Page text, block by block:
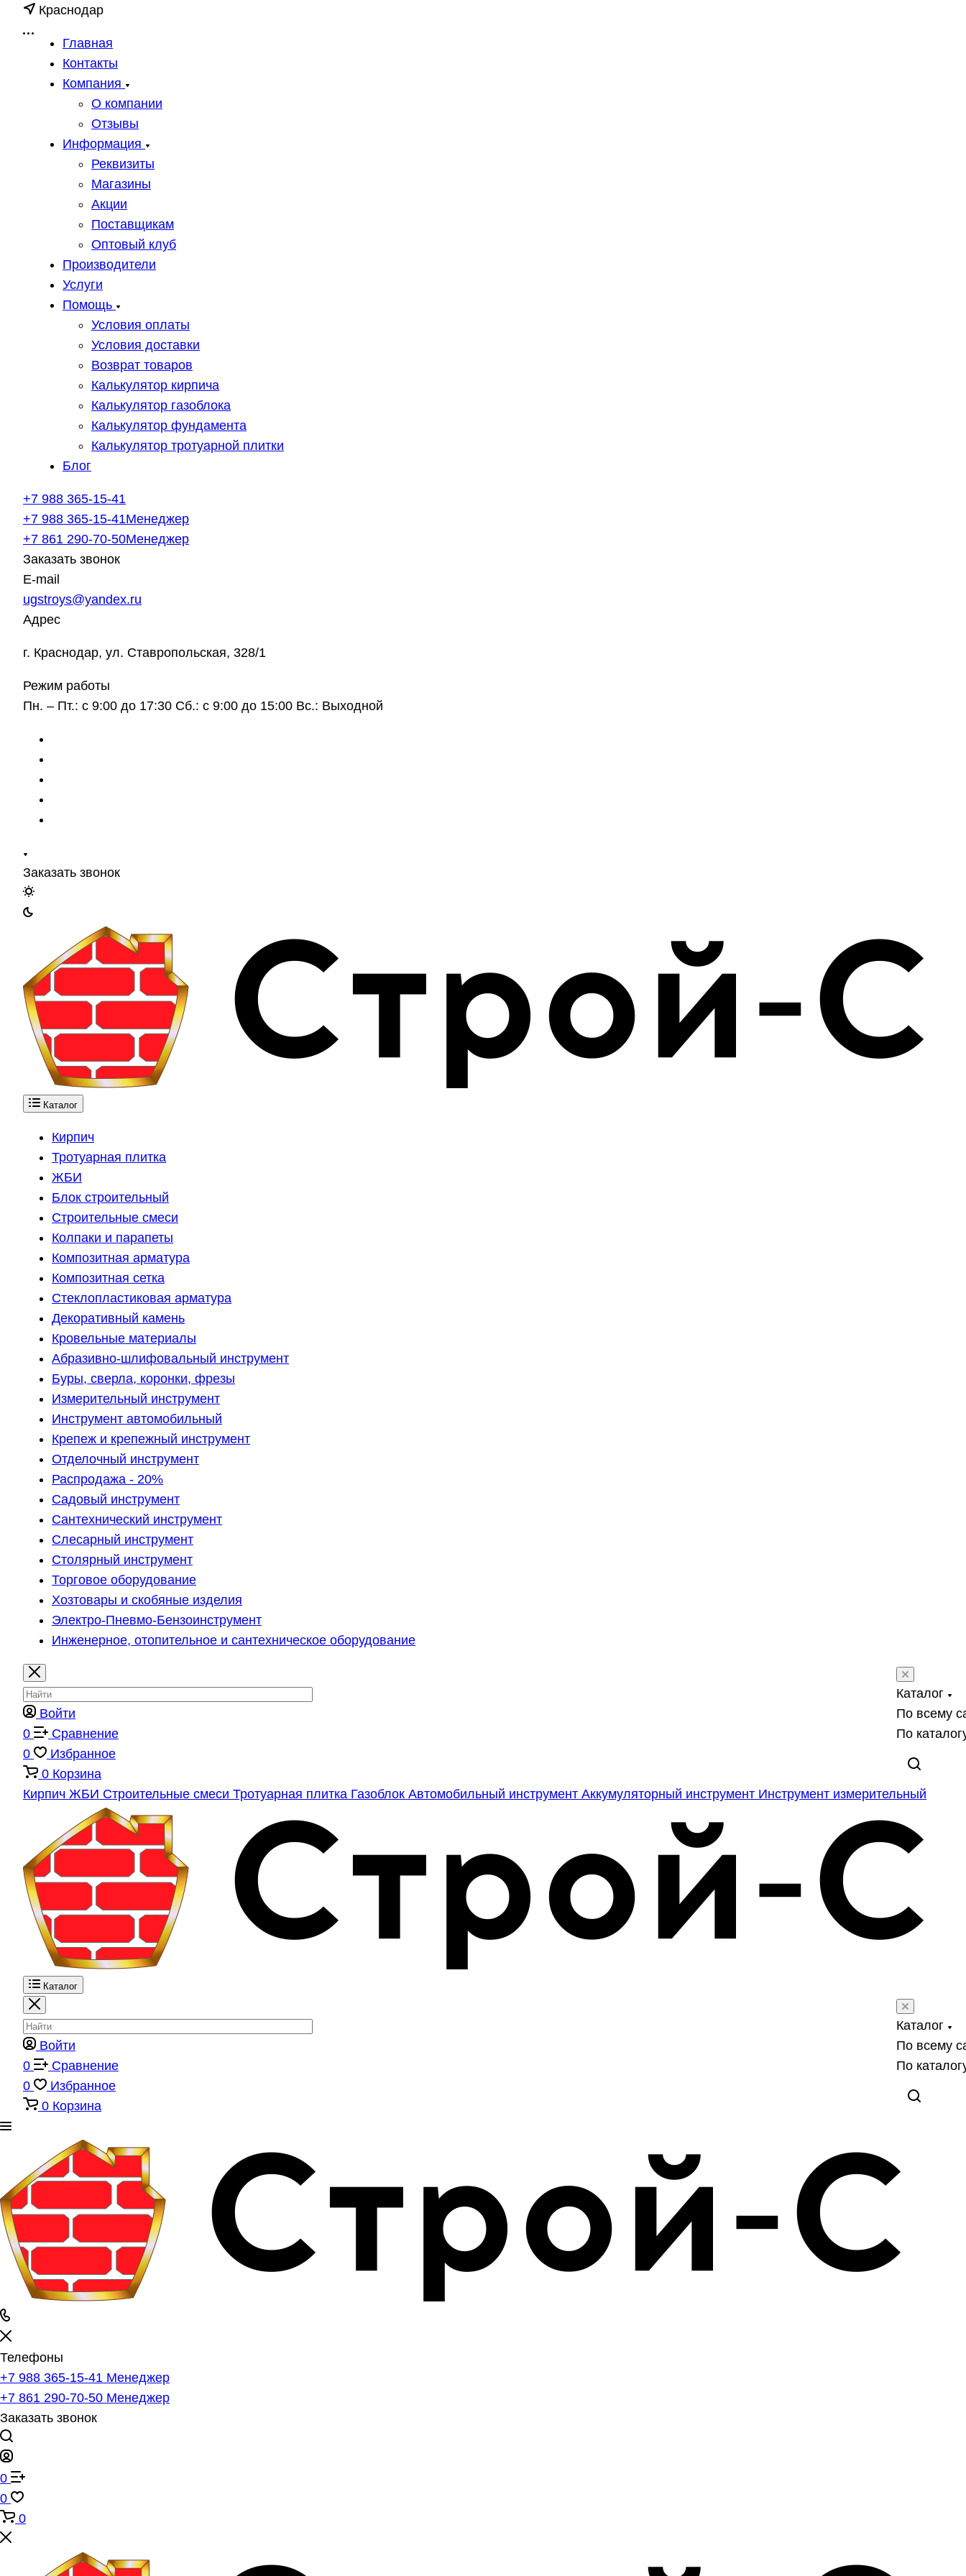
Краснодар
Главная
Контакты
Компания
О компании
Отзывы
Информация
Реквизиты
Магазины
Акции
Поставщикам
Оптовый клуб
Производители
Услуги
Помощь
Условия оплаты
Условия доставки
Возврат товаров
Калькулятор кирпича
Калькулятор газоблока
Калькулятор фундамента
Калькулятор тротуарной плитки
Блог
+7 988 365-15-41
+7 988 365-15-41Менеджер
+7 861 290-70-50Менеджер
Заказать звонок
E-mail
ugstroys@yandex.ru
Адрес
г. Краснодар, ул. Ставропольская, 328/1
Режим работы
Пн. – Пт.: с 9:00 до 17:30 Сб.: с 9:00 до 15:00 Вс.: Выходной
Заказать звонок
Каталог
Кирпич
Тротуарная плитка
ЖБИ
Блок строительный
Строительные смеси
Колпаки и парапеты
Композитная арматура
Композитная сетка
Стеклопластиковая арматура
Декоративный камень
Кровельные материалы
Абразивно-шлифовальный инструмент
Буры, сверла, коронки, фрезы
Измерительный инструмент
Инструмент автомобильный
Крепеж и крепежный инструмент
Отделочный инструмент
Распродажа - 20%
Садовый инструмент
Сантехнический инструмент
Слесарный инструмент
Столярный инструмент
Торговое оборудование
Хозтовары и скобяные изделия
Электро-Пневмо-Бензоинструмент
Инженерное, отопительное и сантехническое оборудование
Каталог
По всему
По
Войти
0
Сравнение
0
Избранное
0 Корзина
Кирпич ЖБИ Строительные смеси Тротуарная плитка Газоблок Автомобильный инструмент Аккумуляторный инструмент Инструмент измерительный
Каталог
Каталог
По всему
По
Войти
0
Сравнение
0
Избранное
0 Корзина
Телефоны
+7 988 365-15-41 Менеджер
+7 861 290-70-50 Менеджер
Заказать звонок
0
0
0